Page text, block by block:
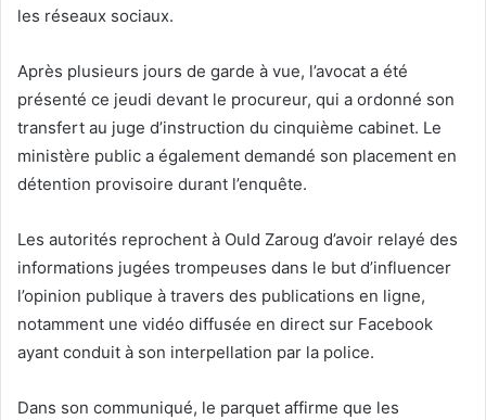
les réseaux sociaux.
Après plusieurs jours de garde à vue, l’avocat a été
présenté ce jeudi devant le procureur, qui a ordonné son
transfert au juge d’instruction du cinquième cabinet. Le
ministère public a également demandé son placement en
détention provisoire durant l’enquête.
Les autorités reprochent à Ould Zaroug d’avoir relayé des
informations jugées trompeuses dans le but d’influencer
l’opinion publique à travers des publications en ligne,
notamment une vidéo diffusée en direct sur Facebook
ayant conduit à son interpellation par la police.
Dans son communiqué, le parquet affirme que les